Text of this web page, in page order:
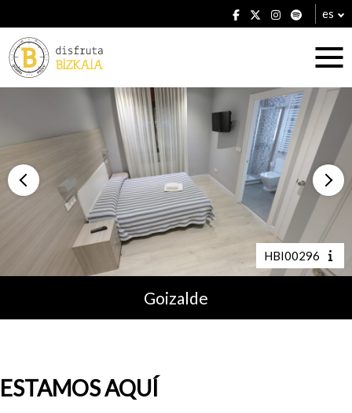
es
Alojamientos
Restaurantes
Planes
HBI00296
Goizalde
ESTAMOS AQUÍ